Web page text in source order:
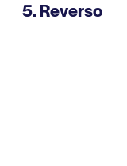
5. Reverso